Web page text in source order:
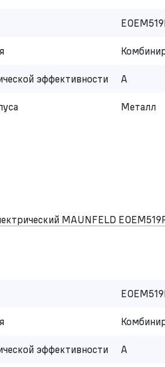
эффективности A
Металл
MAUNFELD
эффективности A